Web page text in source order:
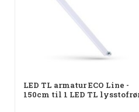
LED TL armatur ECO Line -
150cm til 1 LED TL